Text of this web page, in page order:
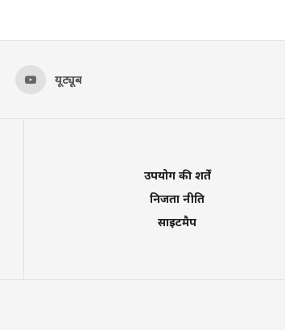
यूट्यूब
उपयोग की शर्तें
निजता नीति
साइटमैप